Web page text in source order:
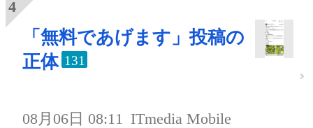
「無料であげます」投稿の
正体 131
08月06日 08:11 ITmedia Mobile